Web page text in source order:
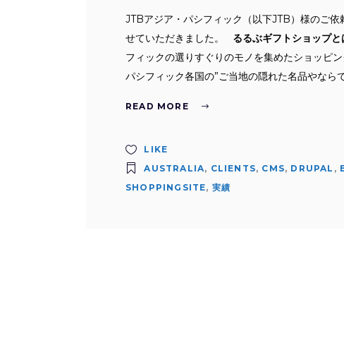
JTBアジア・パシフィック（以下JTB）様のご依
せていただきました。 るるぶギフトショップと
フィックの選りすぐりのモノを集めたショッピ
パシフィック各国の”ご当地の隠れた名品やなら
READ MORE
LIKE
AUSTRALIA, CLIENTS, CMS, DRUPAL ,
SHOPPINGSITE, 実績